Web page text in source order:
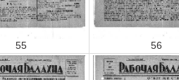
55 56